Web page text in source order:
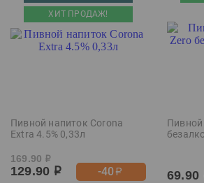
ХИТ ПРОДАЖ!
Пивной напиток Corona
Extra 4.5% 0,33л
169.90 р
129.90 р -40р
Пивной
69.90